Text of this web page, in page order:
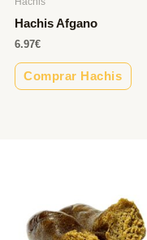
Hachis Afgano
6.97€
Comprar Hachis